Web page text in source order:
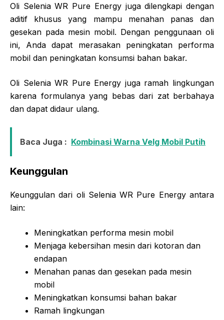
Oli Selenia WR Pure Energy juga dilengkapi dengan
aditif khusus yang mampu menahan panas dan
gesekan pada mesin mobil. Dengan penggunaan oli
ini, Anda dapat merasakan peningkatan performa
mobil dan peningkatan konsumsi bahan bakar.
Oli Selenia WR Pure Energy juga ramah lingkungan
karena formulanya yang bebas dari zat berbahaya
dan dapat didaur ulang.
Baca Juga : Kombinasi Warna Velg Mobil Putih
Keunggulan
Keunggulan dari oli Selenia WR Pure Energy antara
lain:
Meningkatkan performa mesin mobil
Menjaga kebersihan mesin dari kotoran dan
endapan
Menahan panas dan gesekan pada mesin
mobil
Meningkatkan konsumsi bahan bakar
Ramah lingkungan